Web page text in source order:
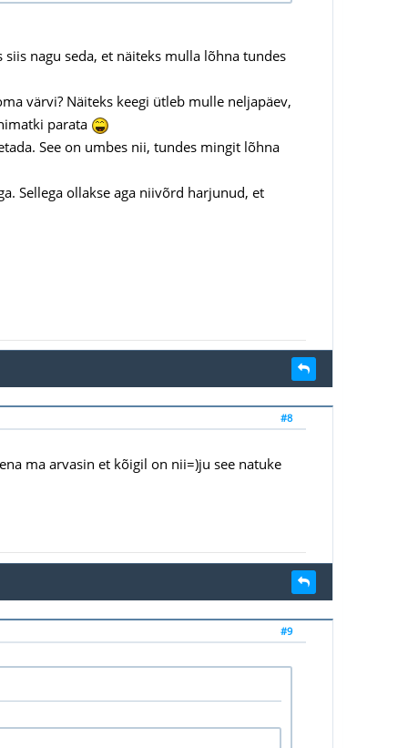
nagu seda, et näiteks mulla lõhna tundes
värvi? Näiteks keegi ütleb mulle neljapäev,
parata
See on umbes nii, tundes mingit lõhna
Sellega ollakse aga niivõrd harjunud, et
#8
ma arvasin et kõigil on nii=)ju see natuke
#9